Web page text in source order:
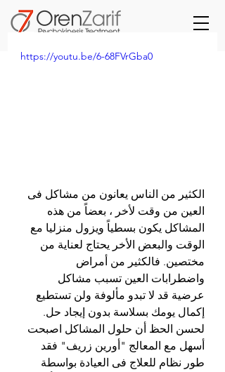
https://youtu.be/6-68FVrGba0
الكثير من الناس يعانون من مشاكل فى
العين من وقت لأخر ، بعضاً من هذه
المشاكل يكون بسطياً ويزول منزليا مع
الوقت والبعض الأخر يحتاج لعناية من
مختصين. فالكثير من أمراض
واضطرابات العين تسبب مشاكل
عرضية قد لا تبدو مألوفة ولن تستطيع
إكمال يومك بسلاسة بدون إيجاد حل.
لحسن الحظ أن حلول المشاكل اصبحت
أسهل مع المعالج "أورين زريف" فقد
طور نظام للعلاج فى العيادة بواسطة